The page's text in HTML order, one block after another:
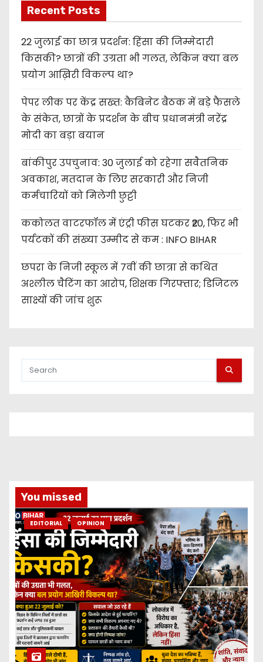
Recent Posts
22 जुलाई का छात्र प्रदर्शन: हिंसा की जिम्मेदारी
किसकी? छात्रों की उग्रता भी गलत, लेकिन क्या बल
प्रयोग आख़िरी विकल्प था?
पेपर लीक पर केंद्र सख्त: कैबिनेट बैठक में बड़े फैसले
के संकेत, छात्रों के प्रदर्शन के बीच प्रधानमंत्री नरेंद्र
मोदी का बड़ा बयान
बांकीपुर उपचुनाव: 30 जुलाई को रहेगा सवैतनिक
अवकाश, मतदान के लिए सरकारी और निजी
कर्मचारियों को मिलेगी छुट्टी
ककोलत वाटरफॉल में एंट्री फीस घटकर ₹20, फिर भी
पर्यटकों की संख्या उम्मीद से कम : INFO BIHAR
छपरा के निजी स्कूल में 7वीं की छात्रा से कथित
अश्लील चैटिंग का आरोप, शिक्षक गिरफ्तार; डिजिटल
साक्ष्यों की जांच शुरू
You missed
EDITORIAL OPINION